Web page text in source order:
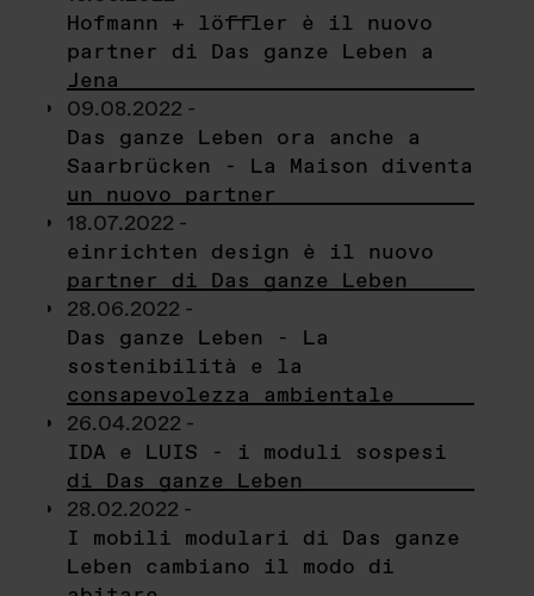
Hofmann + löffler è il nuovo
partner di Das ganze Leben a
Jena
09.08.2022 -
Das ganze Leben ora anche a
Saarbrücken - La Maison diventa
un nuovo partner
18.07.2022 -
einrichten design è il nuovo
partner di Das ganze Leben
28.06.2022 -
Das ganze Leben - La
sostenibilità e la
consapevolezza ambientale
26.04.2022 -
IDA e LUIS - i moduli sospesi
di Das ganze Leben
28.02.2022 -
I mobili modulari di Das ganze
Leben cambiano il modo di